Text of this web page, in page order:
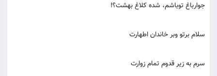
جوارباغ توباشم، شده کلاغ بهشت؟!
سلام برتو وبر خاندان اطهارت
سرم به زیر قدوم تمام زوارت